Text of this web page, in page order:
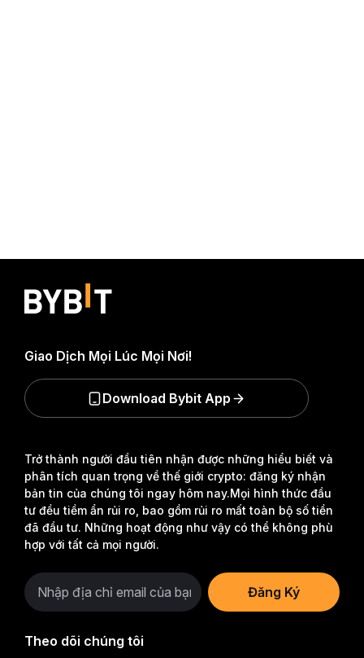
Trở thành người đầu tiên nhận được những hiểu biết và
phân tích quan trọng về thế giới crypto: đăng ký nhận
bản tin của chúng tôi ngay hôm nay.Mọi hình thức đầu
tư đều tiềm ẩn rủi ro, bao gồm rủi ro mất toàn bộ số tiền
đã đầu tư. Những hoạt động như vậy có thể không phù
hợp với tất cả mọi người.
Đăng Ký
Theo dõi chúng tôi
Giao Dịch Mọi Lúc Mọi Nơi!
Download Bybit App